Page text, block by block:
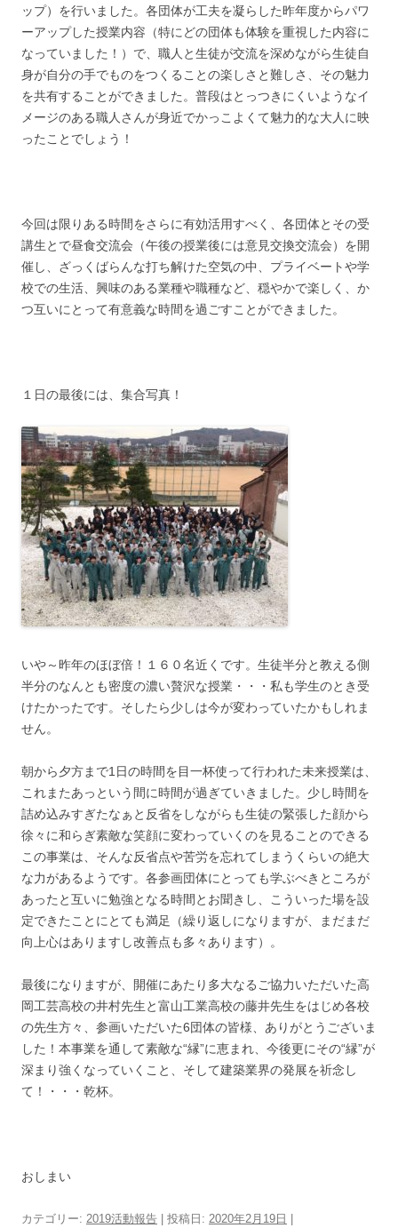
ップ）を行いました。各団体が工夫を凝らした昨年度からパワ
ーアップした授業内容（特にどの団体も体験を重視した内容に
なっていました！）で、職人と生徒が交流を深めながら生徒自
身が自分の手でものをつくることの楽しさと難しさ、その魅力
を共有することができました。普段はとっつきにくいようなイ
メージのある職人さんが身近でかっこよくて魅力的な大人に映
ったことでしょう！
今回は限りある時間をさらに有効活用すべく、各団体とその受
講生とで昼食交流会（午後の授業後には意見交換交流会）を開
催し、ざっくばらんな打ち解けた空気の中、プライベートや学
校での生活、興味のある業種や職種など、穏やかで楽しく、か
つ互いにとって有意義な時間を過ごすことができました。
１日の最後には、集合写真！
いや～昨年のほぼ倍！１６０名近くです。生徒半分と教える側
半分のなんとも密度の濃い贅沢な授業・・・私も学生のとき受
けたかったです。そしたら少しは今が変わっていたかもしれま
せん。
朝から夕方まで1日の時間を目一杯使って行われた未来授業は、
これまたあっという間に時間が過ぎていきました。少し時間を
詰め込みすぎたなぁと反省をしながらも生徒の緊張した顔から
徐々に和らぎ素敵な笑顔に変わっていくのを見ることのできる
この事業は、そんな反省点や苦労を忘れてしまうくらいの絶大
な力があるようです。各参画団体にとっても学ぶべきところが
あったと互いに勉強となる時間とお聞きし、こういった場を設
定できたことにとても満足（繰り返しになりますが、まだまだ
向上心はありますし改善点も多々あります）。
最後になりますが、開催にあたり多大なるご協力いただいた高
岡工芸高校の井村先生と富山工業高校の藤井先生をはじめ各校
の先生方々、参画いただいた6団体の皆様、ありがとうございま
した！本事業を通して素敵な“縁”に恵まれ、今後更にその“縁”が
深まり強くなっていくこと、そして建築業界の発展を祈念し
て！・・・乾杯。
おしまい
カテゴリー: 2019活動報告 | 投稿日: 2020年2月19日